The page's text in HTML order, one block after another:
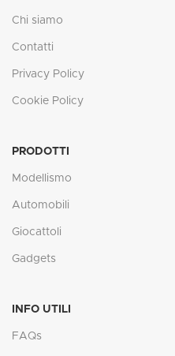
Chi siamo
Contatti
Privacy Policy
Cookie Policy
PRODOTTI
Modellismo
Automobili
Giocattoli
Gadgets
INFO UTILI
FAQs